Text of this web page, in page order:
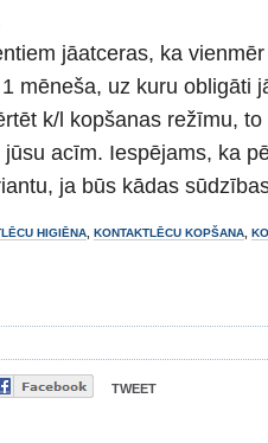
jāatceras, ka
mēneša, uz kuru obligāti
k/l kopšanas režīmu,
acīm. Iespējams, ka
ja būs kādas
HIGIĒNA KONTAKTLĒCU KOPŠANA
TWEET